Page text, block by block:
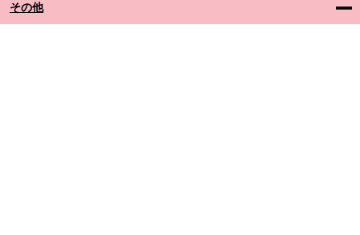
その他